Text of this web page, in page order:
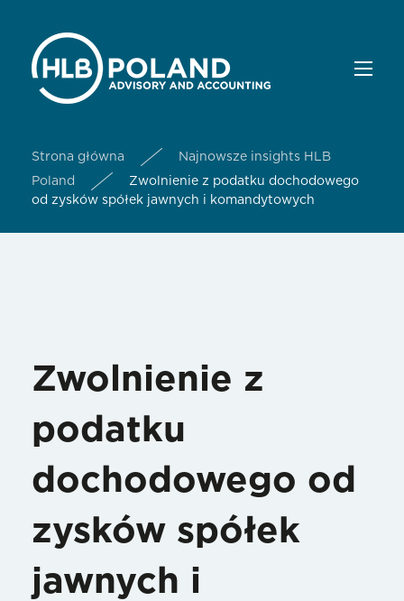
Strona główna
Najnowsze insights HLB
Poland
Zwolnienie z podatku dochodowego
od zysków spółek jawnych i komandytowych
Zwolnienie z
podatku
dochodowego od
zysków spółek
jawnych i